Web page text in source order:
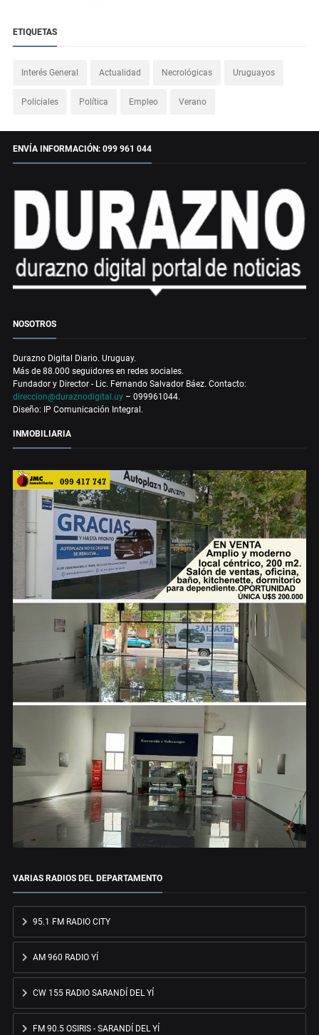
ETIQUETAS
Interés General Actualidad Necrológicas Uruguayos
Policiales Política Empleo Verano
ENVÍA INFORMACIÓN: 099 961 044
NOSOTROS
Durazno Digital Diario. Uruguay.
Más de 88.000 seguidores en redes sociales.
Fundador y Director - Lic. Fernando Salvador Báez. Contacto:
direccion@duraznodigital.uy – 099961044.
Diseño: IP Comunicación Integral.
INMOBILIARIA
VARIAS RADIOS DEL DEPARTAMENTO
95.1 FM RADIO CITY
AM 960 RADIO YÍ
CW 155 RADIO SARANDÍ DEL YÍ
FM 90.5 OSIRIS - SARANDÍ DEL YÍ